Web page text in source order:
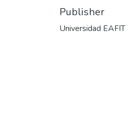
Publisher
Universidad EAFIT